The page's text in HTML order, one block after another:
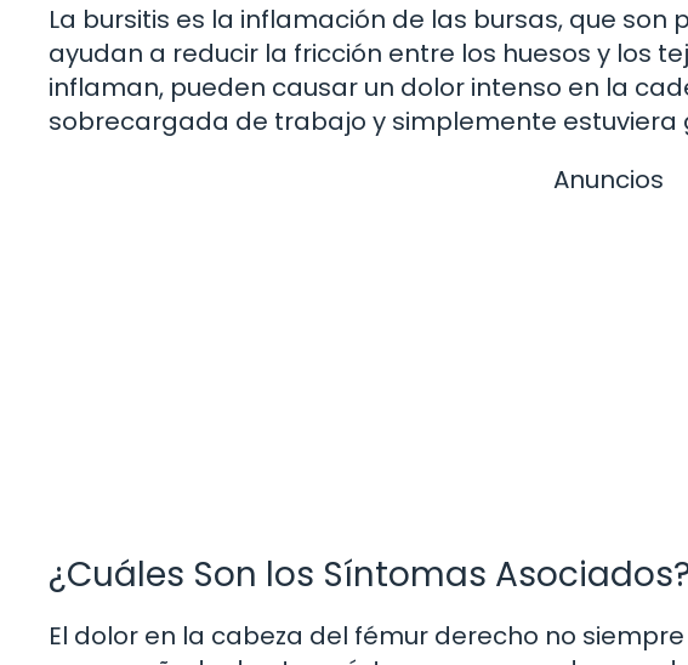
La bursitis es la inflamación de las bursas, que
ayudan a reducir la fricción entre los huesos y los
inflaman, pueden causar un dolor intenso en la
sobrecargada de trabajo y simplemente estuviera
Anuncios
¿Cuáles Son los Síntomas
El dolor en la cabeza del fémur derecho no